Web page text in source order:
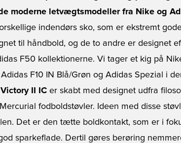
moderne letvægtsmodeller fra Nike og
indendørs sko, som er ekstremt
til håndbold, og de to andre er designet
F50 kollektionerne. Vi tager et kig på
F10 IN Blå/Grøn og Adidas Spezial i
II IC er skabt med designet udfra
fodboldstøvler. Ideen med disse
Det er den tætte boldkontakt, som er i
sparkeflade. Dertil gøres berøring